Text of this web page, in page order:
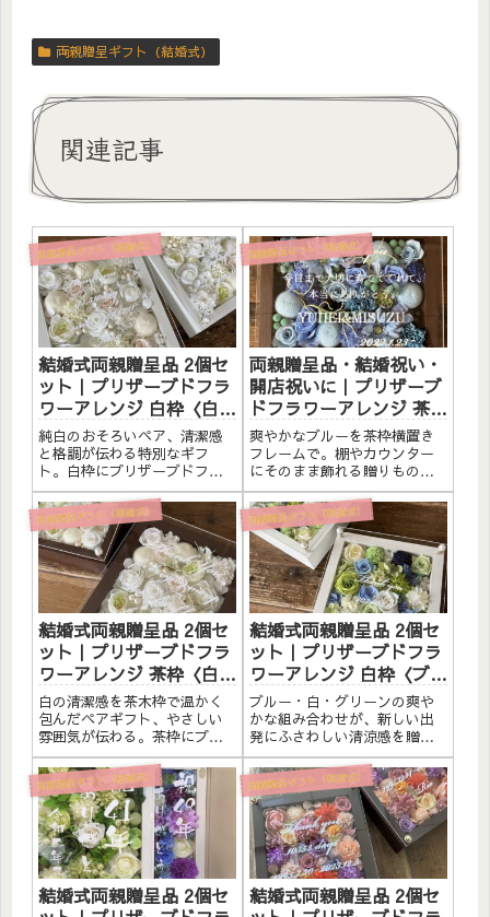
両親贈呈ギフト（結婚式）
関連記事
両親贈呈ギフト（結婚式）
結婚式両親贈呈品 2個セ
ット｜プリザーブドフラ
ワーアレンジ 白枠〈白ペ
ア〉文字入れ
純白のおそろいペア、清潔感
と格調が伝わる特別なギフ
ト。白枠にプリザーブドフラ
ワーと造花をたっぷりアレン
ジしました。アクリルプレー
トへのメッセージ入れ無料。
自立するので壁かけでも置き
型でも飾れます。こんな方へ
結婚式の両親贈呈品に純白で
そろえた...
両親贈呈ギフト（結婚式）
両親贈呈品・結婚祝い・
開店祝いに｜プリザーブ
ドフラワーアレンジ 茶枠
横置き〈ブルー〉文字入
れ
爽やかなブルーを茶枠横置き
フレームで。棚やカウンター
にそのまま飾れる贈りもの。
茶枠にプリザーブドフラワー
と造花をたっぷりアレンジし
ました。アクリルプレートへ
のメッセージ入れ無料。自立
するので壁かけでも置き型で
も飾れます。こんな方へ結婚
式の両...
両親贈呈ギフト（結婚式）
結婚式両親贈呈品 2個セ
ット｜プリザーブドフラ
ワーアレンジ 茶枠〈白ペ
ア〉文字入れ
白の清潔感を茶木枠で温かく
包んだペアギフト、やさしい
雰囲気が伝わる。茶枠にプリ
ザーブドフラワーと造花をた
っぷりアレンジしました。ア
クリルプレートへのメッセー
ジ入れ無料。自立するので壁
かけでも置き型でも飾れま
す。こんな方へ結婚式の両親
贈呈品に...
両親贈呈ギフト（結婚式）
結婚式両親贈呈品 2個セ
ット｜プリザーブドフラ
ワーアレンジ 白枠〈ブル
ー白グリーンペア〉文字
入れ
ブルー・白・グリーンの爽や
かな組み合わせが、新しい出
発にふさわしい清涼感を贈り
ます。白いウッドフレームに
プリザーブドフラワーと造花
を詰め込んだ、結婚式の両親
贈呈品用2個セットです。アク
リル板にひとことメッセー
ジ・お名前・日付けなどを白
文字（...
両親贈呈ギフト（結婚式）
結婚式両親贈呈品 2個セ
両親贈呈ギフト（結婚式）
結婚式両親贈呈品 2個セ